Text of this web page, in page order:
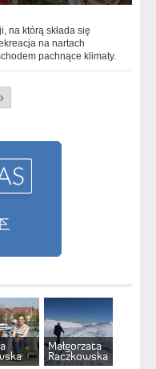
na którą składa się
na nartach
pachnące klimaty.
Małgorzata
Raczkowska